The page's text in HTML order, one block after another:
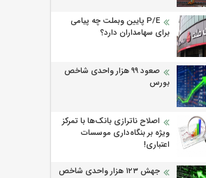
P/E پایین وبملت چه پیامی
برای سهامداران دارد؟
صعود ۹۹ هزار واحدی شاخص
بورس
اصلاح ناترازی بانک‌ها با تمرکز
ویژه بر بنگاه‌داری موسسات
اعتباری!
جهش ۱۲۳ هزار واحدی شاخص